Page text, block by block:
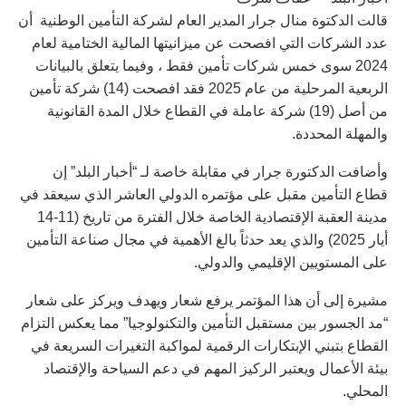
قالت الدكتوة منال جرار المدير العام لشركة التأمين الوطنية أن
عدد الشركات التي افصحت عن ميزانيتها المالية الختامية لعام
2024 سوى خمس شركات تأمين فقط ، وفيما يتعلق بالبيانات
الربعية المرحلية من عام 2025 فقد افصحت (14) شركة تأمين
من أصل (19) شركة عاملة في القطاع خلال المدة القانونية
والمهلة المحددة.
وأضافت الدكتورة جرار في مقابلة خاصة لـ “أخبار البلد” إن
قطاع التأمين مقبل على مؤتمره الدولي العاشر الذي سيعقد في
مدينة العقبة الإقتصادية الخاصة خلال الفترة من تاريخ (11-14
أيار 2025) والذي يعد حدثاً بالغ الأهمية في مجال صناعة التأمين
على المستويين الإقليمي والدولي.
مشيرة إلى أن هذا المؤتمر يرفع شعار ويهدف ويركز على شعار
“مد الجسور بين مستقبل التأمين والتكنولوجيا” مما يعكس التزام
القطاع بتبني الإبتكارات الرقمية لمواكبة التغيرات السريعة في
بيئة الأعمال ويعتبر الركيز المهم في دعم السياحة والإقتصاد
المحلي.